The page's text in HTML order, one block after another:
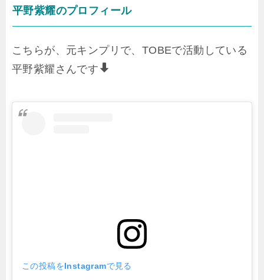
平野紫耀のプロフィール
こちらが、元キンプリで、TOBEで活動している
平野紫耀さんです
この投稿をInstagramで見る